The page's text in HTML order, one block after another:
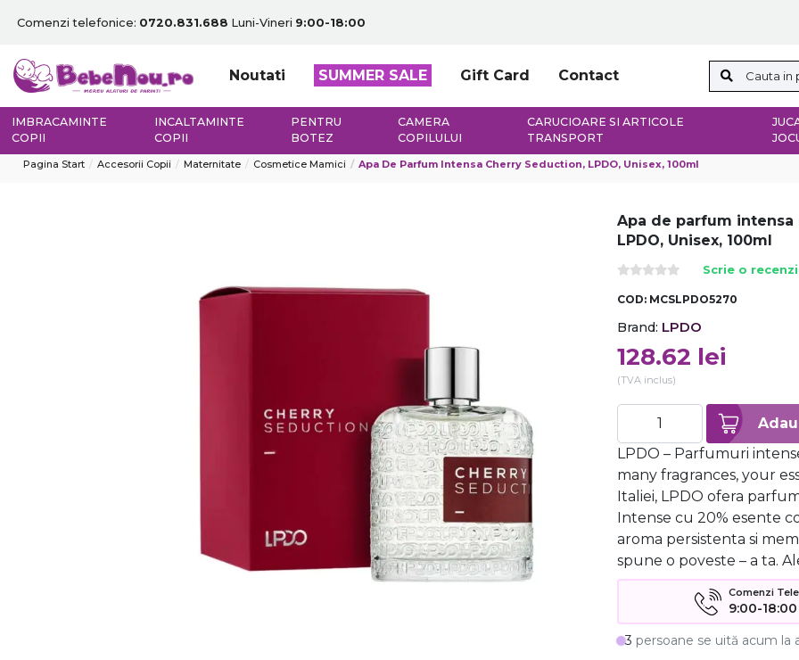
Comenzi telefonice: 0720.831.688 Luni-Vineri 9:00-18:00
Noutati SUMMER SALE Gift Card Contact
IMBRACAMINTE
COPII
INCALTAMINTE
COPII
PENTRU
BOTEZ
CAMERA
COPILULUI
CARUCIOARE SI ARTICOLE
TRANSPORT
Pagina Start Accesorii Copii Maternitate Cosmetice Mamici Apa De Parfum Intensa Cherry Seduction, LPDO, Unisex, 100ml
Apa de parfum intensa
LPDO, Unisex, 100ml
Scrie o
COD: MCSLPDO5270
Brand: LPDO
128.62 lei
(TVA inclus)
LPDO – Parfumuri
many fragrances, your
Italiei, LPDO ofera
Intense cu 20% esente
aroma persistenta si
spune o poveste – a ta.
Comenzi
9:00-
3 persoane se uită acum la